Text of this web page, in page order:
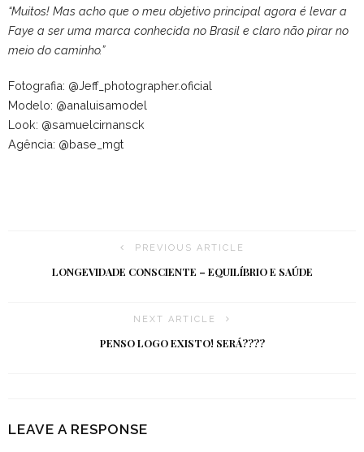
“Muitos! Mas acho que o meu objetivo principal agora é levar a
Faye a ser uma marca conhecida no Brasil e claro não pirar no
meio do caminho.”
Fotografia: @Jeff_photographer.oficial
Modelo: @analuisamodel
Look: @samuelcirnansck
Agência: @base_­mgt
PREVIOUS ARTICLE
LONGEVIDADE CONSCIENTE – EQUILÍBRIO E SAÚDE
NEXT ARTICLE
PENSO LOGO EXISTO! SERÁ????
LEAVE A RESPONSE